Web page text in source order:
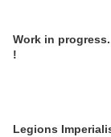
Work in
!
Legions